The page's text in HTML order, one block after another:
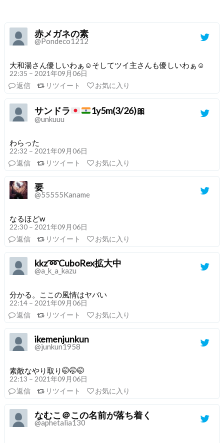
赤メガネの素
@Pondeco1212
大和湯さん優しいわぁ☺そしてツイ主さんも優しいわぁ☺
22:35 – 2021年09月06日
返信
リツイート お気に入り
サンドラ 1y5m(3/26)🎀
@unkuuu
わらった
22:32 – 2021年09月06日
返信
リツイート お気に入り
要
@55555Kaname
なるほどw
22:30 – 2021年09月06日
返信
リツイート お気に入り
kkz➿CuboRex拡大中
@a_k_a_kazu
分かる。ここの風情はヤバい
22:14 – 2021年09月06日
返信
リツイート お気に入り
ikemenjunkun
@junkun1958
素敵なやり取り🤭🤭🤭
22:13 – 2021年09月06日
返信
リツイート お気に入り
なむこ＠この名前が落ち着く
@aphetalia130